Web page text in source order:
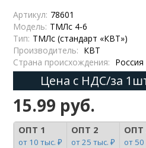
Артикул: 78601
Модель: ТМЛс 4-6
Тип: ТМЛс (стандарт «КВТ»)
Производитель: КВТ
Страна происхождения: Россия
Цена с НДС/за
15.99 руб.
ОПТ 1
от 10 тыс. ₽
ОПТ 2
от 25 тыс. ₽
ОПТ
от 50